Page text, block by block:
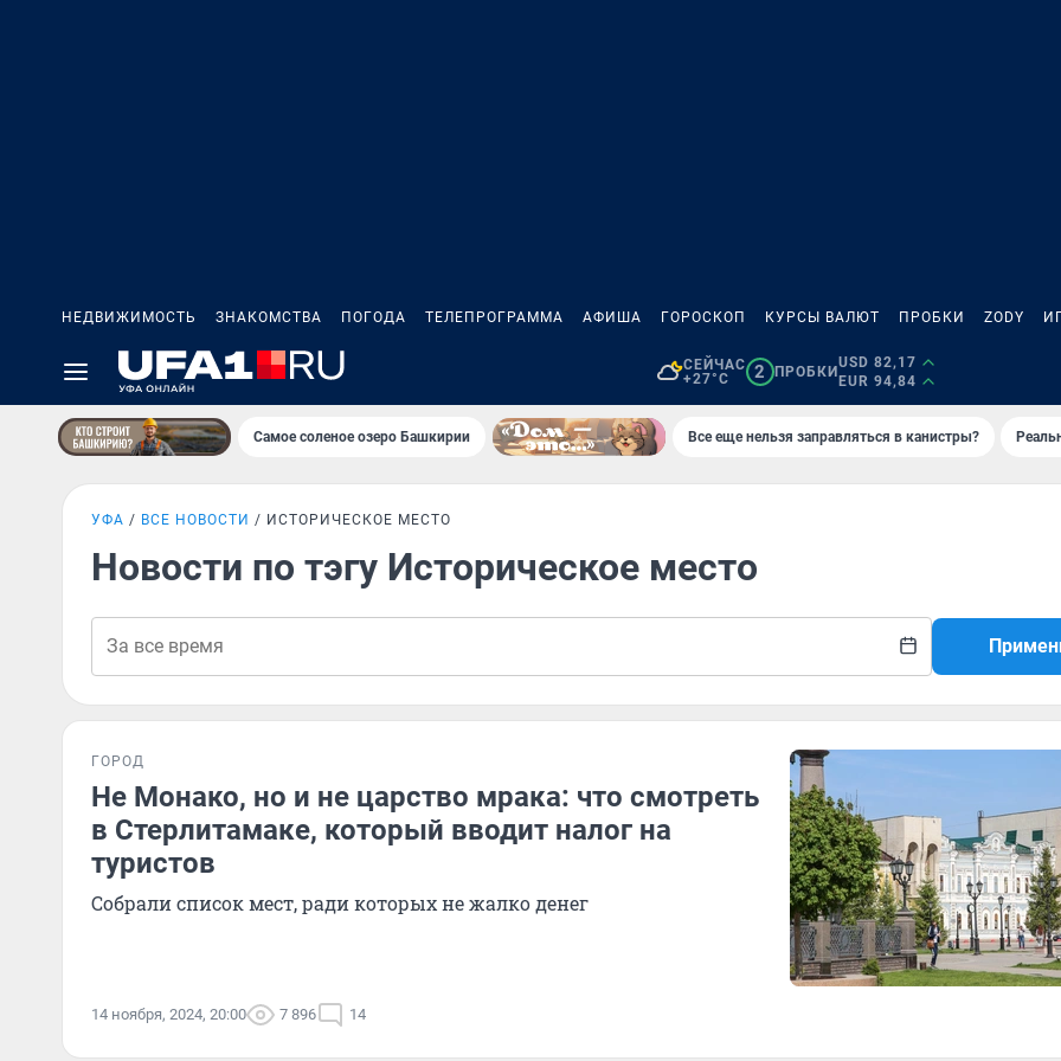
НЕДВИЖИМОСТЬ ЗНАКОМСТВА ПОГОДА ТЕЛЕПРОГРАММА АФИША ГОРОСКОП КУРСЫ ВАЛЮТ ПРОБКИ ZODY
СЕЙЧАС
+27°C
2 ПРОБКИ
USD 82,17
EUR 94,84
Самое соленое озеро Башкирии Все еще нельзя заправляться в канистры?
УФА ВСЕ НОВОСТИ ИСТОРИЧЕСКОЕ МЕСТО
Новости по тэгу Историческое место
ГОРОД
Не Монако, но и не царство мрака: что смотреть
в Стерлитамаке, который вводит налог на
туристов
Собрали список мест, ради которых не жалко денег
14 ноября, 2024, 20:00 7 896 14